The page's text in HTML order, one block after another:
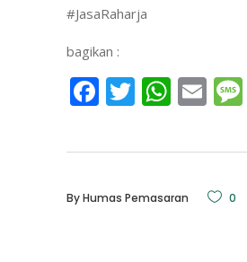
#JasaRaharja
bagikan :
Facebook
Twitter
ByHumas Pemasaran 0